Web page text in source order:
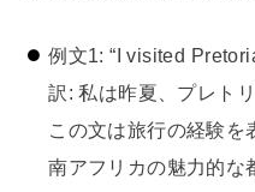
例文1: “I visited
訳: 私は昨夏、プレト
この文は旅行の経験を
南アフリカの魅力的な